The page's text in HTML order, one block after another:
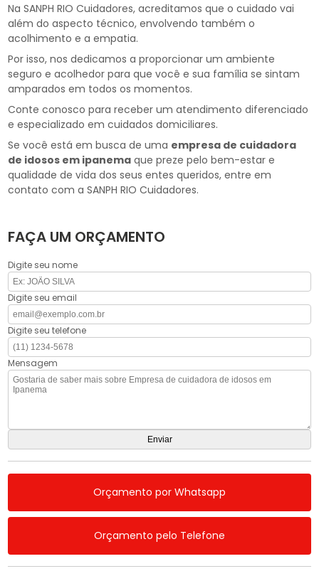
Na SANPH RIO Cuidadores, acreditamos que o cuidado vai
além do aspecto técnico, envolvendo também o
acolhimento e a empatia.
Por isso, nos dedicamos a proporcionar um ambiente
seguro e acolhedor para que você e sua família se sintam
amparados em todos os momentos.
Conte conosco para receber um atendimento diferenciado
e especializado em cuidados domiciliares.
Se você está em busca de uma empresa de cuidadora
de idosos em ipanema que preze pelo bem-estar e
qualidade de vida dos seus entes queridos, entre em
contato com a SANPH RIO Cuidadores.
FAÇA UM ORÇAMENTO
Digite seu nome
Digite seu email
Digite seu telefone
Mensagem
Orçamento por Whatsapp
Orçamento pelo Telefone